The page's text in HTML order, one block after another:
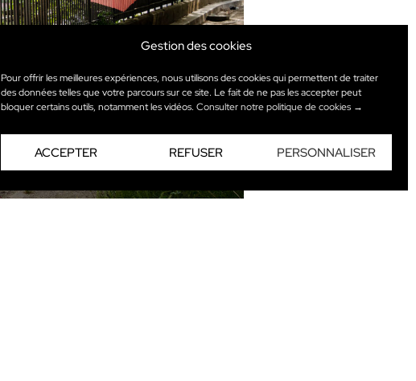
Gestion des cookies
Pour offrir les meilleures expériences, nous utilisons des cookies qui permettent de traiter
des données telles que votre parcours sur ce site. Le fait de ne pas les accepter peut
bloquer certains outils, notamment les vidéos. Consulter notre politique de cookies →
ACCEPTER REFUSER PERSONNALISER